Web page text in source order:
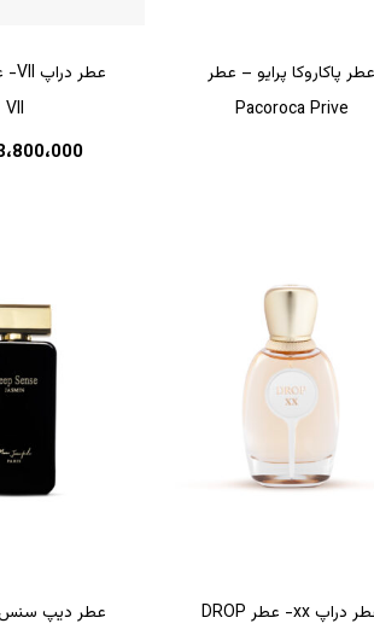
عطر پاکاروکا پرایو – عطر
Pacoroca Prive
VII
عطر دراپ xx- عطر DROP
عطر دیپ